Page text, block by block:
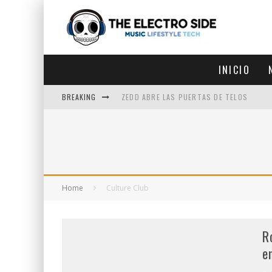
INICIO
BREAKING ZEDD ABRE LAS PUERTAS DE TELOS
Home Culture Club